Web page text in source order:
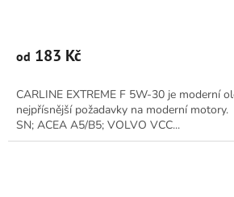
produktu
z
5
hvězdiček.
od 183 Kč
CARLINE EXTREME F 5W-30 je moderní
nejpřísnější požadavky na moderní
SN; ACEA A5/B5; VOLVO VCC...